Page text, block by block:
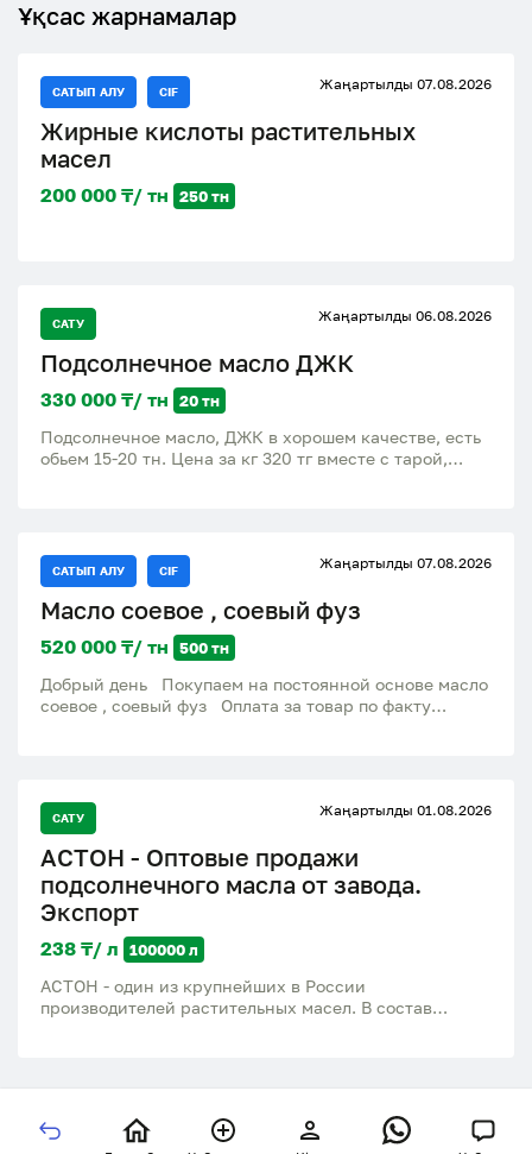
Ұқсас жарнамалар
САТЫП АЛУ CIF Жаңартылды 07.08.2026
Жирные кислоты растительных
масел
200 000 ₸/ тн 250 тн
САТУ Жаңартылды 06.08.2026
Подсолнечное масло ДЖК
330 000 ₸/ тн 20 тн
Подсолнечное масло, ДЖК в хорошем качестве, есть
обьем 15-20 тн. Цена за кг 320 тг вместе с тарой,
САТЫП АЛУ CIF Жаңартылды 07.08.2026
Масло соевое , соевый фуз
520 000 ₸/ тн 500 тн
Добрый день Покупаем на постоянной основе масло
соевое , соевый фуз Оплата за товар по факту
всем
САТУ Жаңартылды 01.08.2026
АСТОН - Оптовые продажи
подсолнечного масла от завода.
Экспорт
238 ₸/ л 100000 л
АСТОН - один из крупнейших в России
производителей растительных масел. В состав
рафинированное ТМ «Затея», «Волшебный Край» и
«Светлица» - Масло подсолнечное высокоолеиновое